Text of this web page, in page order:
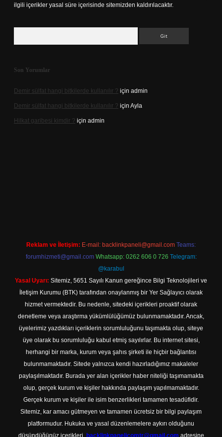
ilgili içerikler yasal süre içerisinde sitemizden kaldırılacaktır.
Son Yorumlar
Demir sülfat hangi bitkilerde kullanılır ? için admin
Demir sülfat hangi bitkilerde kullanılır ? için Ayla
Hilkat garibesi kimdir ? için admin
Reklam ve İletişim: E-mail: backlinkpaneli@gmail.com Teams:
forumhizmeti@gmail.com Whatsapp: 0262 606 0 726 Telegram:
@karabul
Yasal Uyarı: Sitemiz, 5651 Sayılı Kanun gereğince Bilgi Teknolojileri ve
İletişim Kurumu (BTK) tarafından onaylanmış bir Yer Sağlayıcı olarak
hizmet vermektedir. Bu nedenle, sitedeki içerikleri proaktif olarak
denetleme veya araştırma yükümlülüğümüz bulunmamaktadır. Ancak,
üyelerimiz yazdıkları içeriklerin sorumluluğunu taşımakta olup, siteye
üye olarak bu sorumluluğu kabul etmiş sayılırlar. Bu internet sitesi,
herhangi bir marka, kurum veya şahıs şirketi ile hiçbir bağlantısı
bulunmamaktadır. Sitede yalnızca kendi hazırladığımız makaleler
paylaşılmaktadır. Burada yer alan içerikler haber niteliği taşımamakta
olup, gerçek kurum ve kişiler hakkında paylaşım yapılmamaktadır.
Gerçek kurum ve kişiler ile isim benzerlikleri tamamen tesadüfidir.
Sitemiz, kar amacı gütmeyen ve tamamen ücretsiz bir bilgi paylaşım
platformudur. Hukuka ve yasal düzenlemelere aykırı olduğunu
düşündüğünüz içerikleri,
backlinkpanelicomtr@gmail.com adresine